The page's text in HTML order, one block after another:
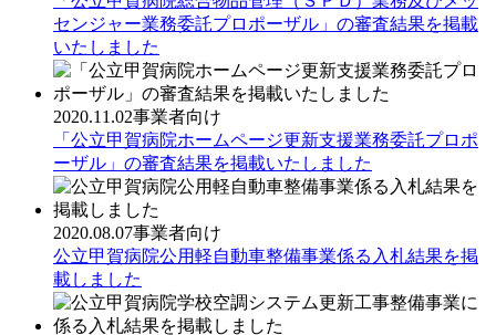
センジャー業務委託プロポーザル」の審査結果を掲載
いたしました
2020.11.02事業者向け
「公立甲賀病院ホームページ更新支援業務委託プロポ
ーザル」の審査結果を掲載いたしました
2020.08.07事業者向け
公立甲賀病院公用軽自動車整備事業係る入札結果を掲
載しました